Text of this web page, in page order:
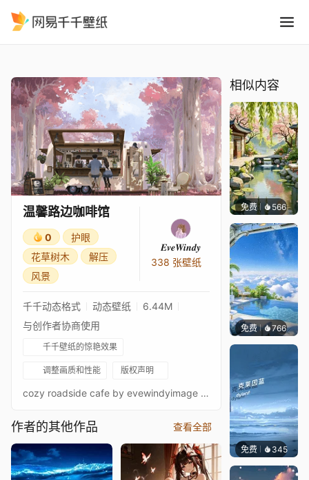
温馨路边咖啡馆
0
护眼
花草树木
解压
风景
𝑬𝒗𝒆𝑾𝒊𝒏𝒅𝒚
338 张壁纸
千千动态格式 动态壁纸
6.44M
与创作者协商使用
千千壁纸的惊艳效果
调整画质和性能 版权声明
cozy roadside cafe by evewindyimage from: pixabay
作者的其他作品 查看全部
相似内容
免费 566渔小小
免费 766豆子
免费 345冰茶Ln